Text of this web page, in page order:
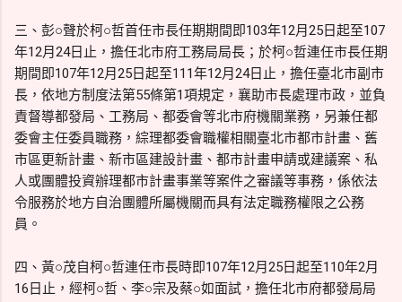
三、彭○聲於柯○哲首任市長任期期間即103年12月25日起至107
年12月24日止，擔任北市府工務局局長；於柯○哲連任市長任期
期間即107年12月25日起至111年12月24日止，擔任臺北市副市
長，依地方制度法第55條第1項規定，襄助市長處理市政，並負
責督導都發局、工務局、都委會等北市府機關業務，另兼任都
委會主任委員職務，綜理都委會職權相關臺北市都市計畫、舊
市區更新計畫、新市區建設計畫、都市計畫申請或建議案、私
人或團體投資辦理都市計畫事業等案件之審議等事務，係依法
令服務於地方自治團體所屬機關而具有法定職務權限之公務
員。
四、黃○茂自柯○哲連任市長時即107年12月25日起至110年2月
16日止，經柯○哲、李○宗及蔡○如面試，擔任北市府都發局局